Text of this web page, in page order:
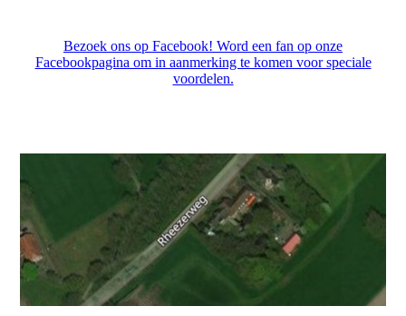
Bezoek ons op Facebook! Word een fan op onze
Facebookpagina om in aanmerking te komen voor speciale
voordelen.